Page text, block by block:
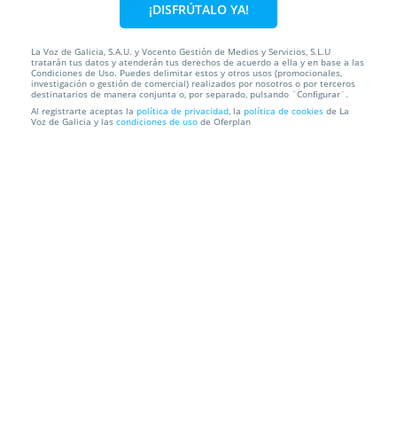
36% 25€ 15,95€
Entradas Regreso a los 80 - Especial tardeo. Vigo.
Viernes 1...
Azotea Centro Comercial A Laxe Vigo
¡DISFRÚTALO YA!
La Voz de Galicia, S.A.U. y Vocento Gestión de Medios y Servicios, S.L.U
tratarán tus datos y atenderán tus derechos de acuerdo a ella y en base a las
Condiciones de Uso. Puedes delimitar estos y otros usos (promocionales,
investigación o gestión de comercial) realizados por nosotros o por terceros
destinatarios de manera conjunta o, por separado, pulsando ¨Configurar¨.
Al registrarte aceptas la política de privacidad, la política de cookies de La
Voz de Galicia y las condiciones de uso de Oferplan